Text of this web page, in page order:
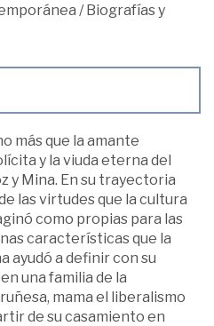
/Biografías y
más que la amante
y la viuda eterna del
y Mina. En su trayectoria
las virtudes que la cultura
como propias para las
características que la
ayudó a definir con su
una familia de la
mama el liberalismo
de su casamiento en